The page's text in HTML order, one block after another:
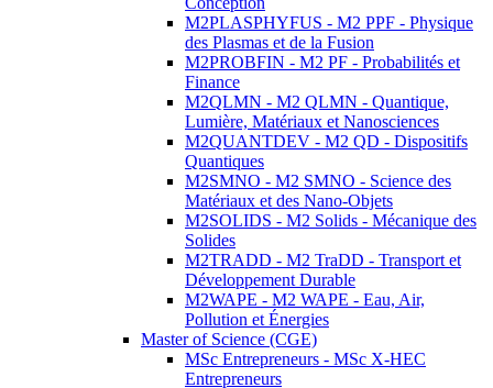
M2PLASPHYFUS - M2 PPF - Physique
des Plasmas et de la Fusion
M2PROBFIN - M2 PF - Probabilités et
Finance
M2QLMN - M2 QLMN - Quantique,
Lumière, Matériaux et Nanosciences
M2QUANTDEV - M2 QD - Dispositifs
Quantiques
M2SMNO - M2 SMNO - Science des
Matériaux et des Nano-Objets
M2SOLIDS - M2 Solids - Mécanique des
Solides
M2TRADD - M2 TraDD - Transport et
Développement Durable
M2WAPE - M2 WAPE - Eau, Air,
Pollution et Énergies
Master of Science (CGE)
MSc Entrepreneurs - MSc X-HEC
Entrepreneurs